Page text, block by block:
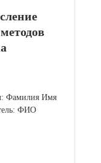
Фамилия Имя
ФИО